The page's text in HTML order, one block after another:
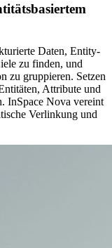
Daten, Entity-
zu finden, und
zu gruppieren. Setzen
Attribute und
InSpace Nova vereint
Verlinkung und